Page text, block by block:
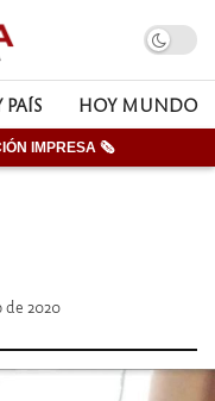
PAÍS HOY MUNDO
IMPRESA 🗞
de 2020